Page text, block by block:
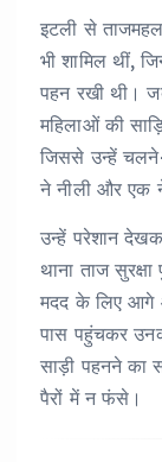
इटली से
भी शामिल थीं,
पहन रखी थी।
महिलाओं की
जिससे उन्हें
ने नीली और एक
उन्हें परेशान
थाना ताज
मदद के लिए आगे
पास पहुंचकर
साड़ी पहनने का
पैरों में न फंसे।